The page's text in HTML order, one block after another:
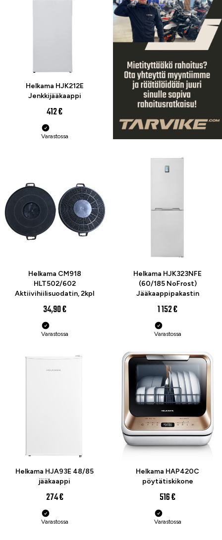
Helkama HJK212E
Jenkkijääkaappi
412 €
Varastossa
Helkama CM918
HLT502/602
Aktiivihiilisuodatin, 2kpl
34,90 €
Varastossa
Helkama HJK323NFE
(60/185 NoFrost)
Jääkaappipakastin
1 152 €
Varastossa
Helkama HJA93E 48/85
jääkaappi
274 €
Varastossa
Helkama HAP420C
pöytätiskikone
516 €
Varastossa